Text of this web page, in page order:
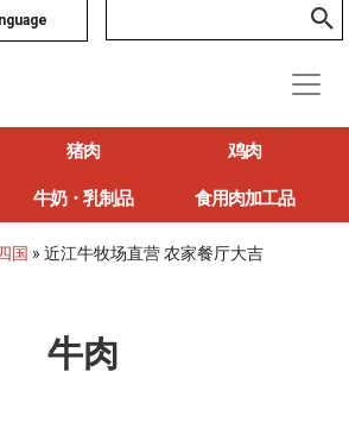
猪肉 鸡肉
牛奶・乳制品 食用肉加工品
国 » 近江牛牧场直营 农家餐厅大吉
牛肉